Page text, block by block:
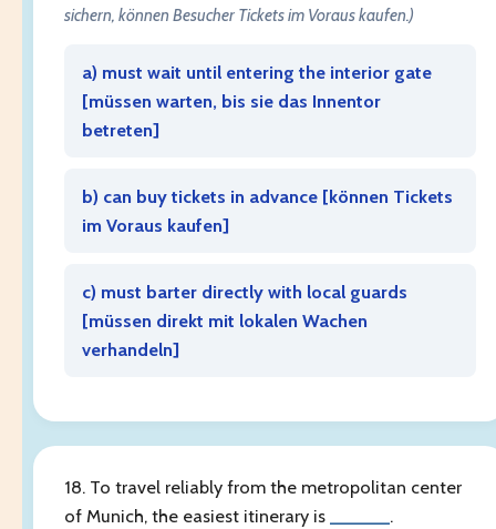
sichern, können Besucher Tickets im Voraus kaufen.)
a) must wait until entering the interior gate
[müssen warten, bis sie das Innentor
betreten]
b) can buy tickets in advance [können Tickets
im Voraus kaufen]
c) must barter directly with local guards
[müssen direkt mit lokalen Wachen
verhandeln]
18. To travel reliably from the metropolitan center
of Munich, the easiest itinerary is
.